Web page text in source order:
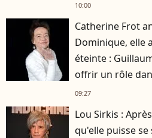
10:00
Catherine Frot
Dominique, elle
éteinte :
offrir un rôle
Cotillard
09:27
Lou Sirkis :
qu'elle puisse